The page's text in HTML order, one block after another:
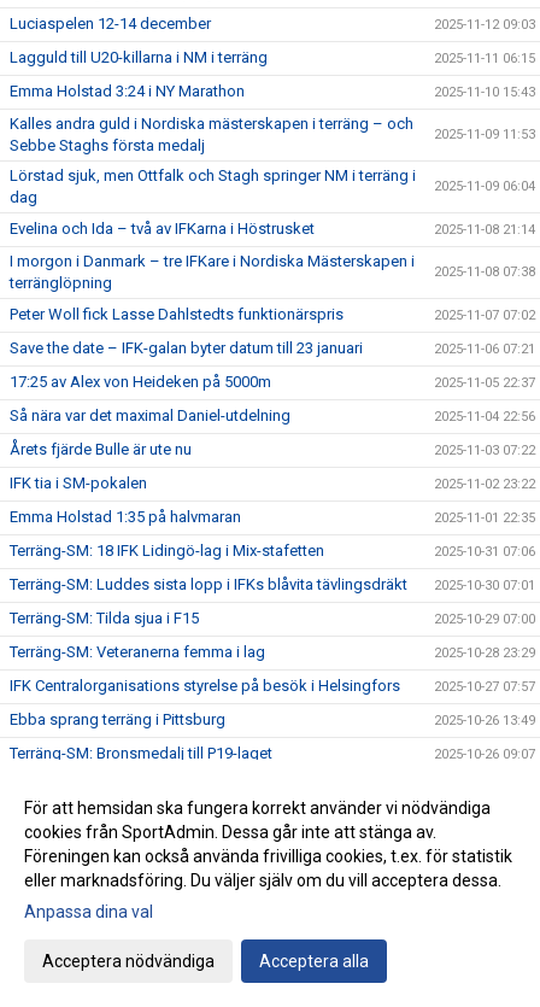
Luciaspelen 12-14 december 2025-11-12 09:03
Lagguld till U20-killarna i NM i terräng 2025-11-11 06:15
Emma Holstad 3:24 i NY Marathon 2025-11-10 15:43
Kalles andra guld i Nordiska mästerskapen i terräng – och
Sebbe Staghs första medalj
2025-11-09 11:53
Lörstad sjuk, men Ottfalk och Stagh springer NM i terräng i
dag
2025-11-09 06:04
Evelina och Ida – två av IFKarna i Höstrusket 2025-11-08 21:14
I morgon i Danmark – tre IFKare i Nordiska Mästerskapen i
terränglöpning
2025-11-08 07:38
Peter Woll fick Lasse Dahlstedts funktionärspris 2025-11-07 07:02
Save the date – IFK-galan byter datum till 23 januari 2025-11-06 07:21
17:25 av Alex von Heideken på 5000m 2025-11-05 22:37
Så nära var det maximal Daniel-utdelning 2025-11-04 22:56
Årets fjärde Bulle är ute nu 2025-11-03 07:22
IFK tia i SM-pokalen 2025-11-02 23:22
Emma Holstad 1:35 på halvmaran 2025-11-01 22:35
Terräng-SM: 18 IFK Lidingö-lag i Mix-stafetten 2025-10-31 07:06
Terräng-SM: Luddes sista lopp i IFKs blåvita tävlingsdräkt 2025-10-30 07:01
Terräng-SM: Tilda sjua i F15 2025-10-29 07:00
Terräng-SM: Veteranerna femma i lag 2025-10-28 23:29
IFK Centralorganisations styrelse på besök i Helsingfors 2025-10-27 07:57
Ebba sprang terräng i Pittsburg 2025-10-26 13:49
Terräng-SM: Bronsmedalj till P19-laget 2025-10-26 09:07
Terräng-SM: Kassaskåpssäkert P19-guld till Kalle 2025-10-25 22:00
Terräng-SM: Silver till Nina i K55 2025-10-24 09:24
Terräng-SM: Veteran-silver till Kenneth Gysing 2025-10-23 08:03
Vilka fantastiska funktionärer vi har!
Terräng-SM: Dubbelt i lagtävlingen i P17
Stark trio juniorlöpare från IFK i Nordiska mästerskapen i
För att hemsidan ska fungera korrekt använder vi nödvändiga
cookies från SportAdmin. Dessa går inte att stänga av.
Föreningen kan också använda frivilliga cookies, t.ex. för statistik
eller marknadsföring. Du väljer själv om du vill acceptera dessa.
Anpassa dina val
Acceptera nödvändiga Acceptera alla